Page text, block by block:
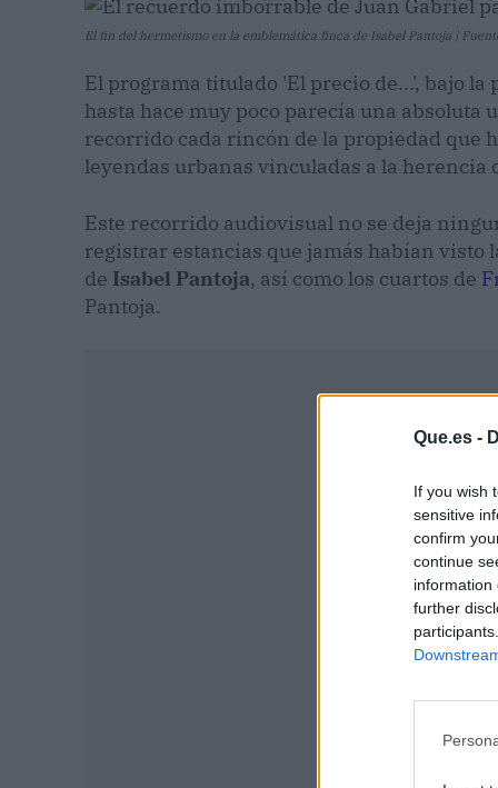
Que.es -
If you wish
sensitive
confirm
continue
information
further
El fin del hermetismo en la emblemática finca de Isabel Pantoja |
El programa titulado 'El precio de...', bajo
hasta hace muy poco parecía una absoluta
recorrido cada rincón de la propiedad que
leyendas urbanas vinculadas a la herencia
Este recorrido audiovisual no se deja
registrar estancias que jamás habían
de Isabel Pantoja, así como los cuartos de
Pantoja.